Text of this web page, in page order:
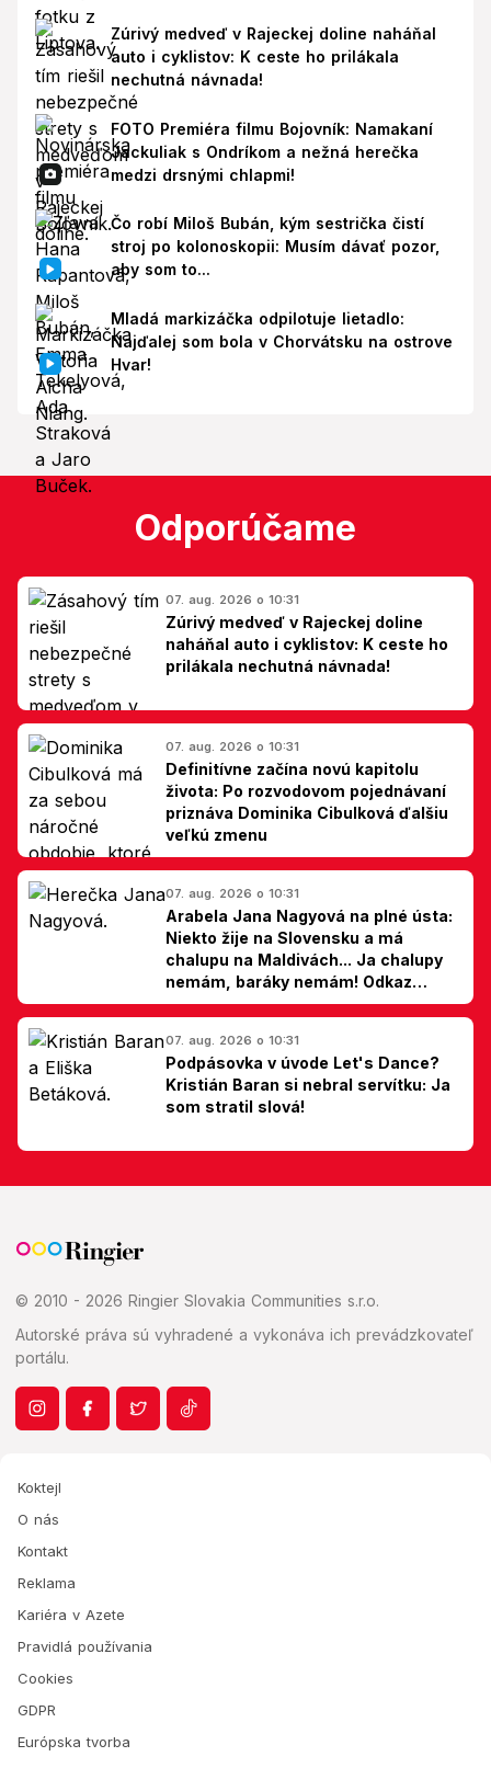
Zúrivý medveď v Rajeckej doline naháňal
auto i cyklistov: K ceste ho prilákala
nechutná návnada!
FOTO Premiéra filmu Bojovník: Namakaní
Jackuliak s Ondríkom a nežná herečka
medzi drsnými chlapmi!
Čo robí Miloš Bubán, kým sestrička čistí
stroj po kolonoskopii: Musím dávať pozor,
aby som to...
Mladá markizáčka odpilotuje lietadlo:
Najďalej som bola v Chorvátsku na ostrove
Hvar!
Odporúčame
07. aug. 2026 o 10:31
Zúrivý medveď v Rajeckej doline
naháňal auto i cyklistov: K ceste ho
prilákala nechutná návnada!
07. aug. 2026 o 10:31
Definitívne začína novú kapitolu
života: Po rozvodovom pojednávaní
priznáva Dominika Cibulková ďalšiu
veľkú zmenu
07. aug. 2026 o 10:31
Arabela Jana Nagyová na plné ústa:
Niekto žije na Slovensku a má
chalupu na Maldivách... Ja chalupy
nemám, baráky nemám! Odkaz
Slovákom
07. aug. 2026 o 10:31
Podpásovka v úvode Let's Dance?
Kristián Baran si nebral servítku: Ja
som stratil slová!
© 2010 - 2026 Ringier Slovakia Communities s.r.o.
Autorské práva sú vyhradené a vykonáva ich prevádzkovateľ
portálu.
Koktejl
O nás
Kontakt
Reklama
Kariéra v Azete
Pravidlá používania
Cookies
GDPR
Európska tvorba